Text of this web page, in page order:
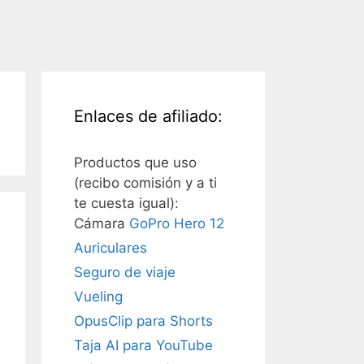
Enlaces de afiliado:
Productos que uso
(recibo comisión y a ti
te cuesta igual):
Cámara GoPro Hero 12
Auriculares
Seguro de viaje
Vueling
OpusClip para Shorts
Taja AI para YouTube